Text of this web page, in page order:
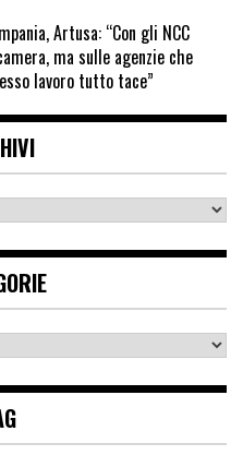
Artusa: “Con gli NCC
ma sulle agenzie che
lavoro tutto tace”